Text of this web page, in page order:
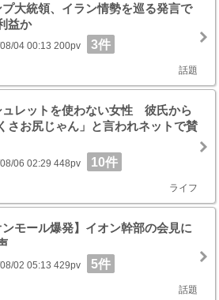
大統領、イラン情勢を巡る発言で
益か
04 00:13 200pv 3件
話題
ュレットを使わない女性 彼氏から
さお尻じゃん」と言われネットで賛
06 02:29 448pv 10件
ライフ
モール爆発】イオン幹部の会見に
02 05:13 429pv 5件
話題